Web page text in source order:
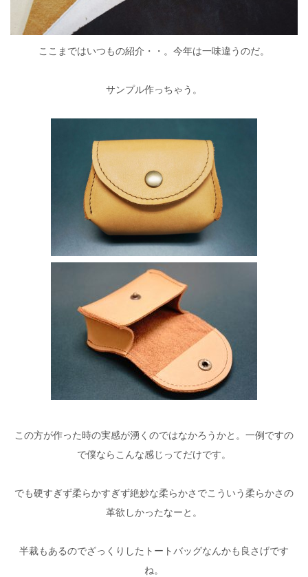
ここまではいつもの紹介・・。今年は一味違うのだ。
サンプル作っちゃう。
この方が作った時の実感が湧くのではなかろうかと。一例ですの
で僕ならこんな感じってだけです。
でも硬すぎず柔らかすぎず絶妙な柔らかさでこういう柔らかさの
革欲しかったなーと。
半裁もあるのでざっくりしたトートバッグなんかも良さげです
ね。